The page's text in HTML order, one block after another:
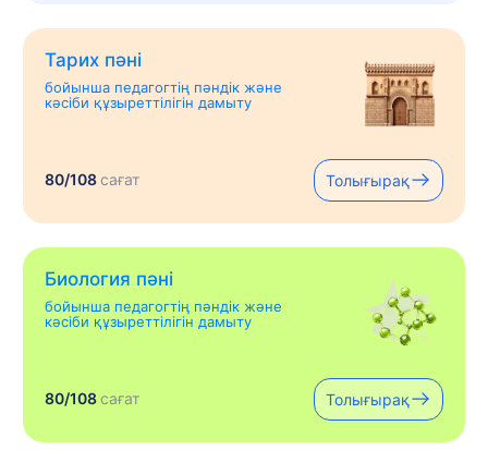
Тарих пәні
бойынша педагогтің пәндік және
кәсіби құзыреттілігін дамыту
80/108сағат Толығырақ
Биология пәні
бойынша педагогтің пәндік және
кәсіби құзыреттілігін дамыту
80/108сағат Толығырақ